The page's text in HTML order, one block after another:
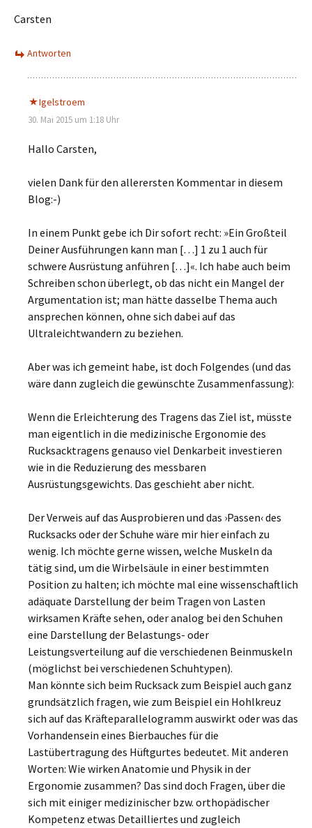
Carsten
Antworten
Igelstroem
30. Mai 2015 um 1:18 Uhr
Hallo Carsten,
vielen Dank für den allerersten Kommentar in diesem
Blog:-)
In einem Punkt gebe ich Dir sofort recht: »Ein Großteil
Deiner Ausführungen kann man […] 1 zu 1 auch für
schwere Ausrüstung anführen […]«. Ich habe auch beim
Schreiben schon überlegt, ob das nicht ein Mangel der
Argumentation ist; man hätte dasselbe Thema auch
ansprechen können, ohne sich dabei auf das
Ultraleichtwandern zu beziehen.
Aber was ich gemeint habe, ist doch Folgendes (und das
wäre dann zugleich die gewünschte Zusammenfassung):
Wenn die Erleichterung des Tragens das Ziel ist, müsste
man eigentlich in die medizinische Ergonomie des
Rucksacktragens genauso viel Denkarbeit investieren
wie in die Reduzierung des messbaren
Ausrüstungsgewichts. Das geschieht aber nicht.
Der Verweis auf das Ausprobieren und das ›Passen‹ des
Rucksacks oder der Schuhe wäre mir hier einfach zu
wenig. Ich möchte gerne wissen, welche Muskeln da
tätig sind, um die Wirbelsäule in einer bestimmten
Position zu halten; ich möchte mal eine wissenschaftlich
adäquate Darstellung der beim Tragen von Lasten
wirksamen Kräfte sehen, oder analog bei den Schuhen
eine Darstellung der Belastungs- oder
Leistungsverteilung auf die verschiedenen Beinmuskeln
(möglichst bei verschiedenen Schuhtypen).
Man könnte sich beim Rucksack zum Beispiel auch ganz
grundsätzlich fragen, wie zum Beispiel ein Hohlkreuz
sich auf das Kräfteparallelogramm auswirkt oder was das
Vorhandensein eines Bierbauches für die
Lastübertragung des Hüftgurtes bedeutet. Mit anderen
Worten: Wie wirken Anatomie und Physik in der
Ergonomie zusammen? Das sind doch Fragen, über die
sich mit einiger medizinischer bzw. orthopädischer
Kompetenz etwas Detailliertes und zugleich